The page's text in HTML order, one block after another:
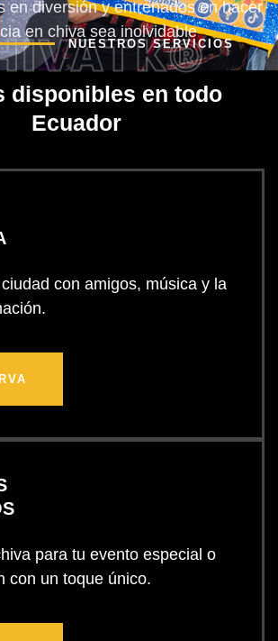
en diversión y entrenados en hacer
en chiva sea inolvidable
NUESTROS SERVICIOS
disponibles en todo
Ecuador
con amigos, música y la
para tu evento especial o
con un toque único.